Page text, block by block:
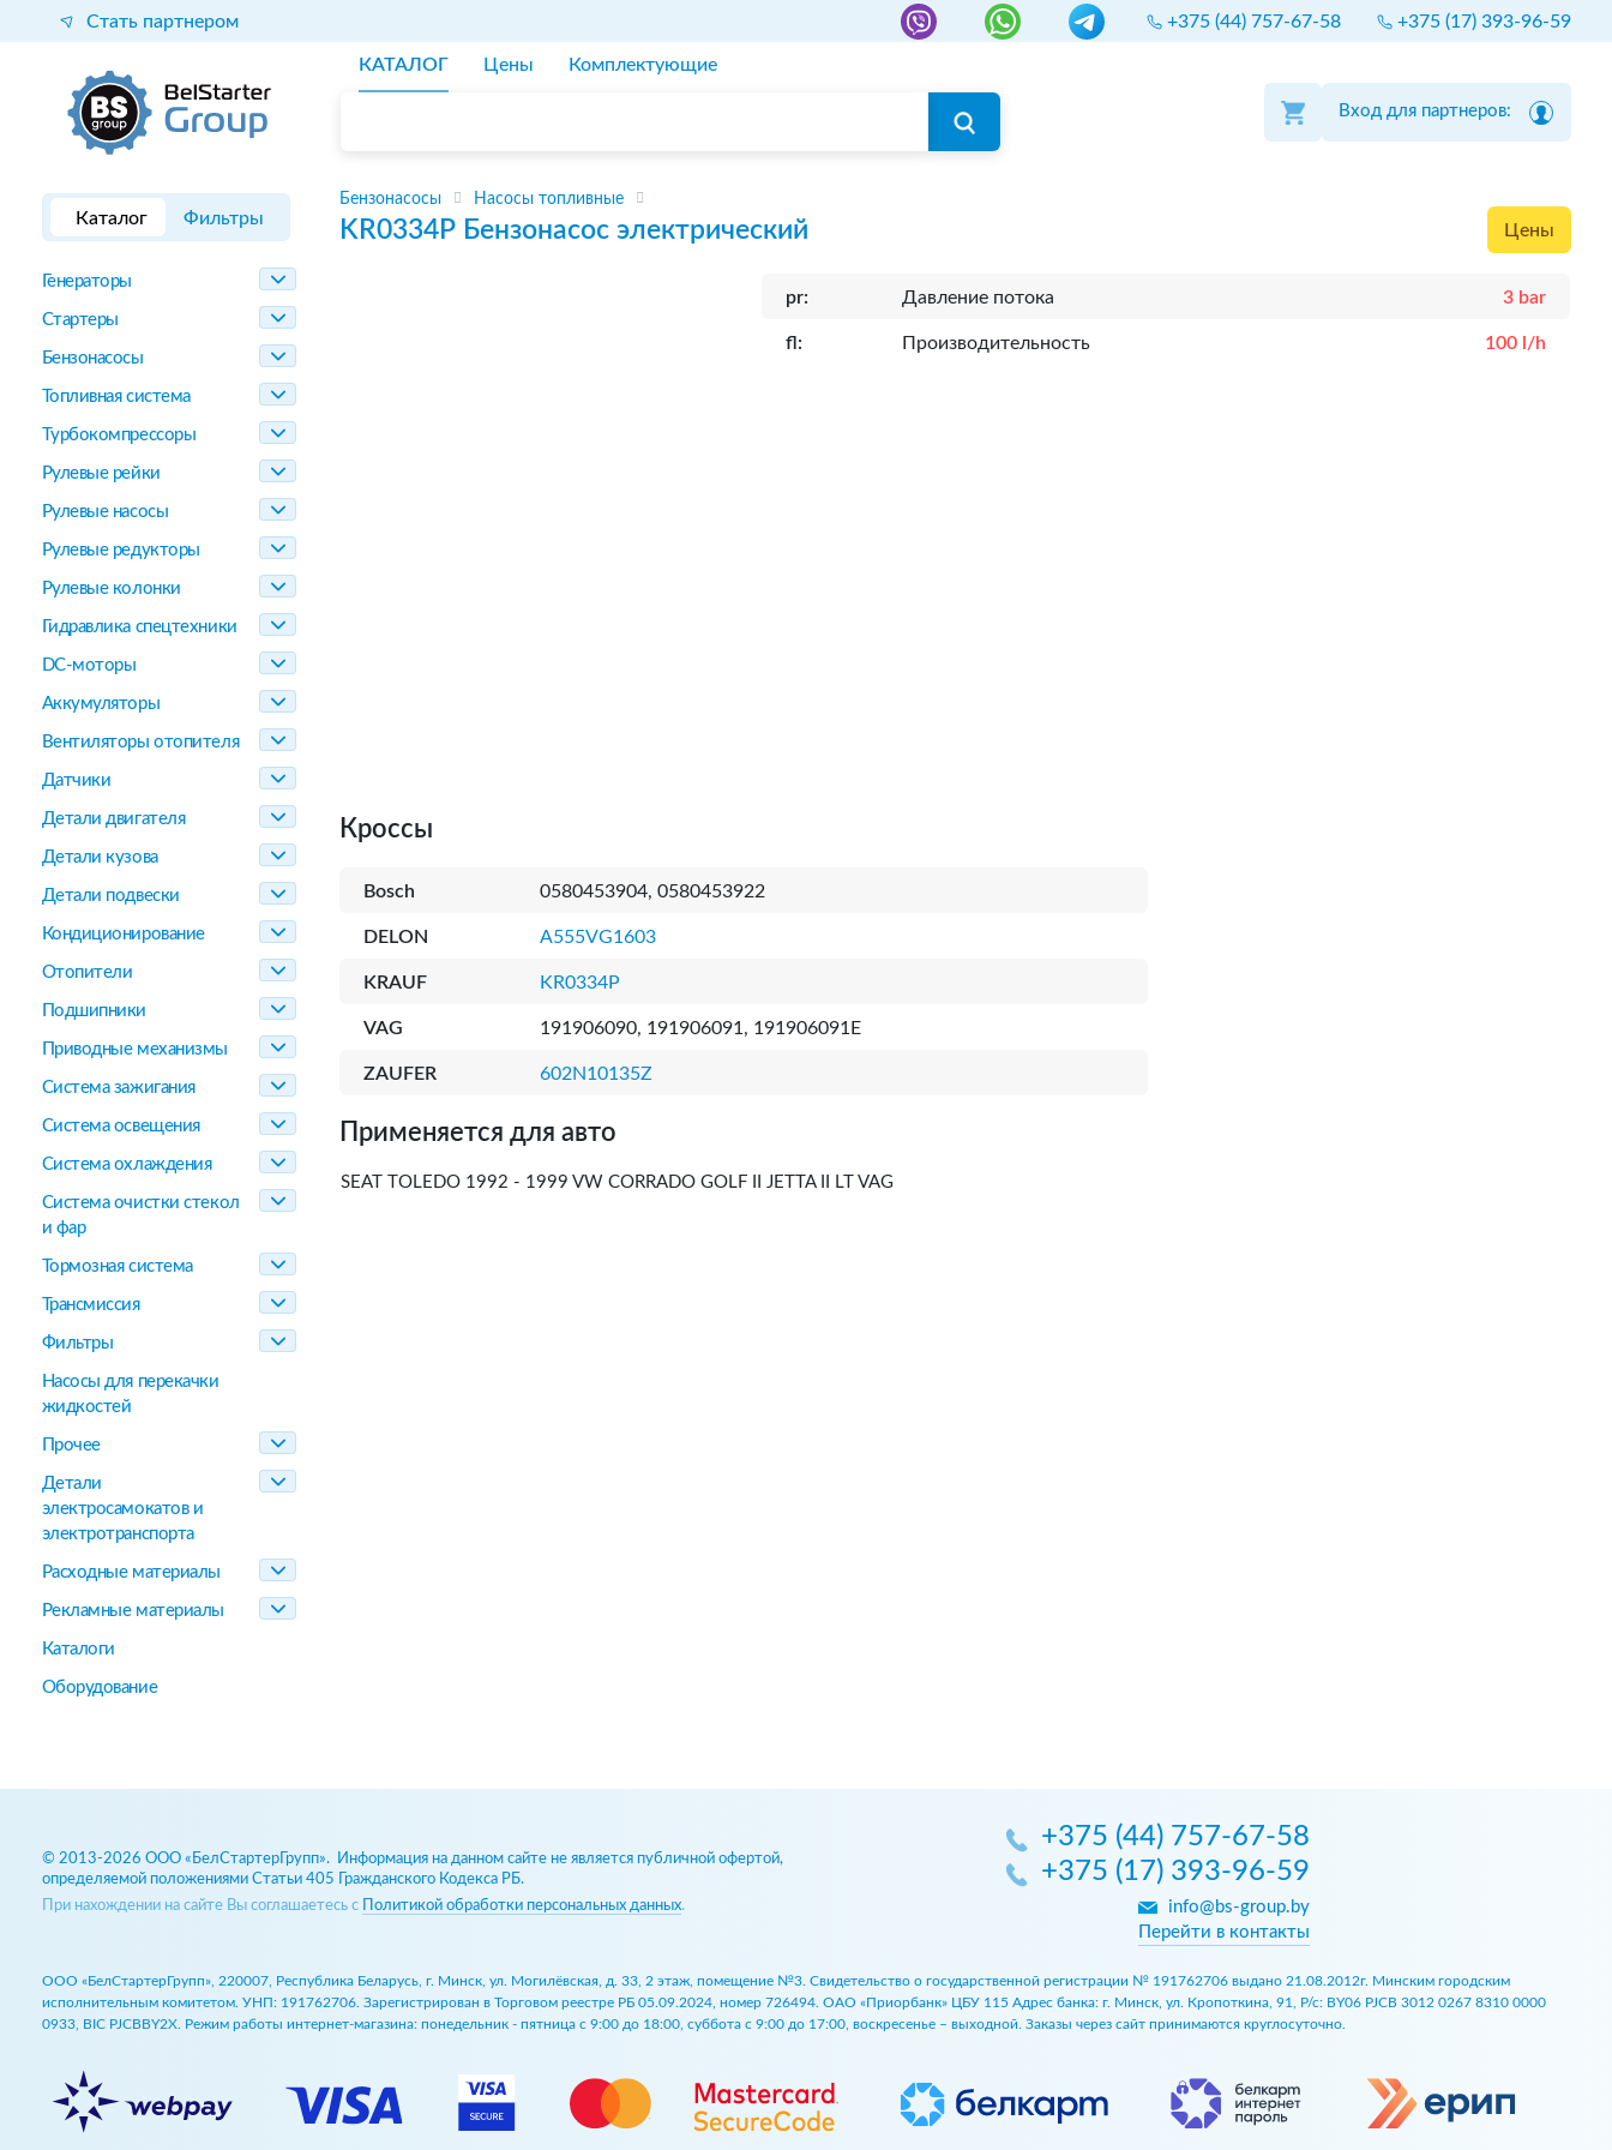
Стать партнером +375 (44) 757-67-58 +375 (17) 393-96-59
КАТАЛОГ Цены Комплектующие
Вход для партнеров:
Каталог Фильтры
Генераторы
Стартеры
Бензонасосы
Топливная система
Турбокомпрессоры
Рулевые рейки
Рулевые насосы
Рулевые редукторы
Рулевые колонки
Гидравлика спецтехники
DC-моторы
Аккумуляторы
Вентиляторы отопителя
Датчики
Детали двигателя
Детали кузова
Детали подвески
Кондиционирование
Отопители
Подшипники
Приводные механизмы
Система зажигания
Система освещения
Система охлаждения
Система очистки стекол
и фар
Тормозная система
Трансмиссия
Фильтры
Насосы для перекачки
жидкостей
Прочее
Детали
электросамокатов и
электротранспорта
Расходные материалы
Рекламные материалы
Каталоги
Оборудование
Бензонасосы Насосы топливные
KR0334P Бензонасос электрический Цены
pr: Давление потока 3 bar
fl: Производительность 100 l/h
Кроссы
Bosch 0580453904, 0580453922
DELON A555VG1603
KRAUF KR0334P
VAG 191906090, 191906091, 191906091E
ZAUFER 602N10135Z
Применяется для авто
SEAT TOLEDO 1992 - 1999 VW CORRADO GOLF II JETTA II LT VAG
© 2013-2026 ООО «БелСтартерГрупп». Информация на данном сайте не является публичной офертой,
определяемой положениями Статьи 405 Гражданского Кодекса РБ.
При нахождении на сайте Вы соглашаетесь с
Политикой обработки персональных данных.
+375 (44) 757-67-58
+375 (17) 393-96-59
info@bs-group.by
Перейти в контакты
ООО «БелСтартерГрупп», 220007, Республика Беларусь, г. Минск, ул. Могилёвская, д. 33, 2 этаж, помещение №3. Свидетельство о государственной регистрации № 191762706 выдано 21.08.2012г. Минским городским
исполнительным комитетом. УНП: 191762706. Зарегистрирован в Торговом реестре РБ 05.09.2024, номер 726494. ОАО «Приорбанк» ЦБУ 115 Адрес банка: г. Минск, ул. Кропоткина, 91, Р/с: BY06 PJCB 3012 0267 8310 0000
0933, BIC PJCBBY2X. Режим работы интернет-магазина: понедельник - пятница с 9:00 до 18:00, суббота с 9:00 до 17:00, воскресенье – выходной. Заказы через сайт принимаются круглосуточно.